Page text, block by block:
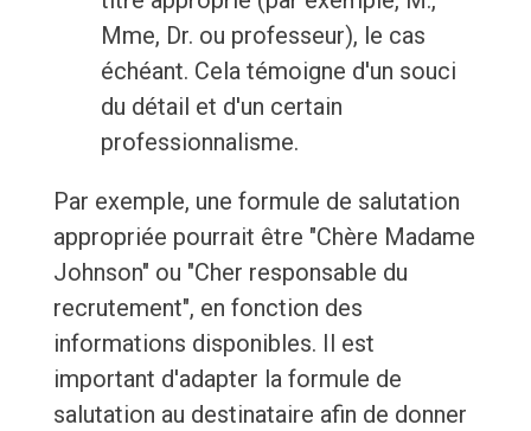
Mme, Dr. ou professeur), le cas
échéant. Cela témoigne d'un souci
du détail et d'un certain
professionnalisme.
Par exemple, une formule de salutation
appropriée pourrait être "Chère Madame
Johnson" ou "Cher responsable du
recrutement", en fonction des
informations disponibles. Il est
important d'adapter la formule de
salutation au destinataire afin de donner